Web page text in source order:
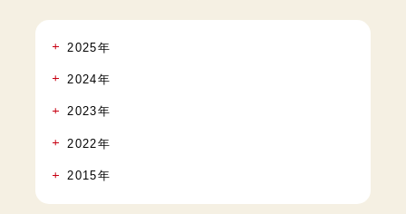
2025年
2024年
2023年
2022年
2015年